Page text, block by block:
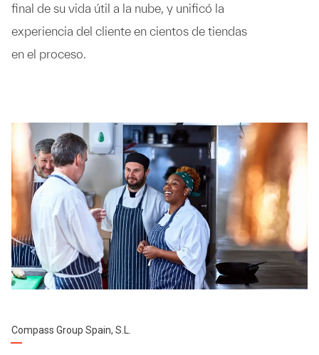
final de su vida útil a la nube, y unificó la
experiencia del cliente en cientos de tiendas
en el proceso.
Compass Group Spain, S.L.